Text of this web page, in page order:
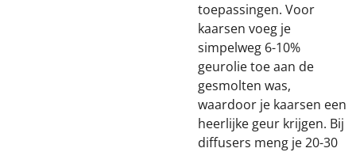
toepassingen. Voor
kaarsen voeg je
simpelweg 6-10%
geurolie toe aan de
gesmolten was,
waardoor je kaarsen een
heerlijke geur krijgen. Bij
diffusers meng je 20-30